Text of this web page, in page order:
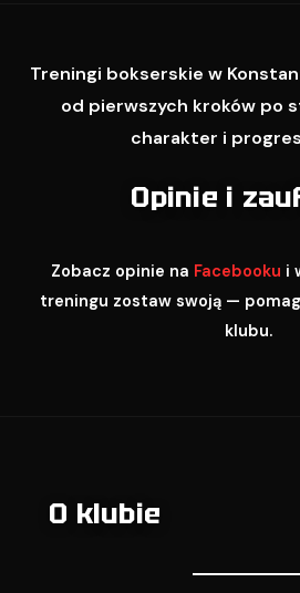
Treningi bokserskie w
od pierwszych kroków po
charakter i
Opinie i
Zobacz opinie na Facebooku i
treningu zostaw swoją —
klubu.
O klubie